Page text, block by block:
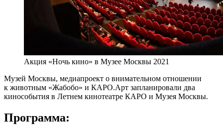
Акция «Ночь кино» в Музее Москвы 2021
Музей Москвы, медиапроект о внимательном отношении
к животным «Жабобо» и КАРО.Арт запланировали два
кинособытия в Летнем кинотеатре КАРО и Музея Москвы.
Программа: